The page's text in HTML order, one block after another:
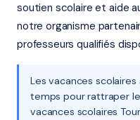
soutien scolaire et aide
notre organisme
professeurs qualifiés
Les vacances
temps pour rattraper
vacances scolaires